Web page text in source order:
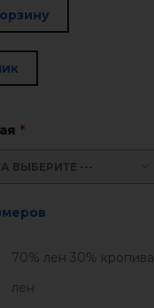
*
ВЫБЕРИТЕ ---
70% лен 30% кропива
лен